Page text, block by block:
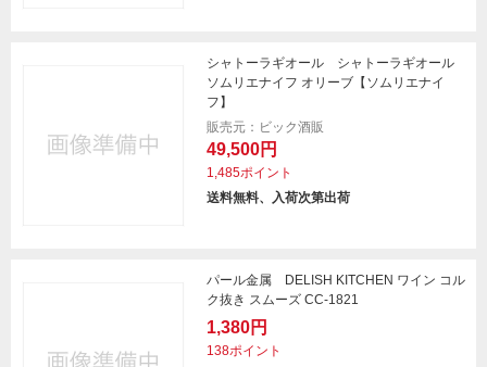
シャトーラギオール シャトーラギオール
ソムリエナイフ オリーブ【ソムリエナイ
フ】
販売元：ビック酒販
49,500円
1,485ポイント
送料無料、入荷次第出荷
パール金属 DELISH KITCHEN ワイン コル
ク抜き スムーズ CC-1821
1,380円
138ポイント